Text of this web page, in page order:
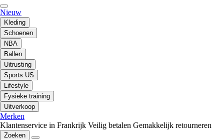
Nieuw
Kleding
Schoenen
NBA
Ballen
Uitrusting
Sports US
Lifestyle
Fysieke training
Uitverkoop
Merken
Klantenservice in Frankrijk Veilig betalen Gemakkelijk retourneren
Zoeken